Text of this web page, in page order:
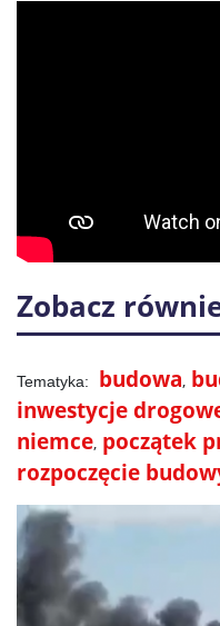
Zobacz
budowa
inwestycje
niemce początek
rozpoczęcie